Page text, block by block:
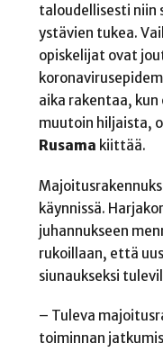
taloudellisesti niin
ystävien tukea.
opiskelijat ovat
aika rakentaa,
muutoin hiljaista,
Rusama kiittää.
käynnissä.
juhannukseen
rukoillaan, että
siunaukseksi
– Tuleva
toiminnan